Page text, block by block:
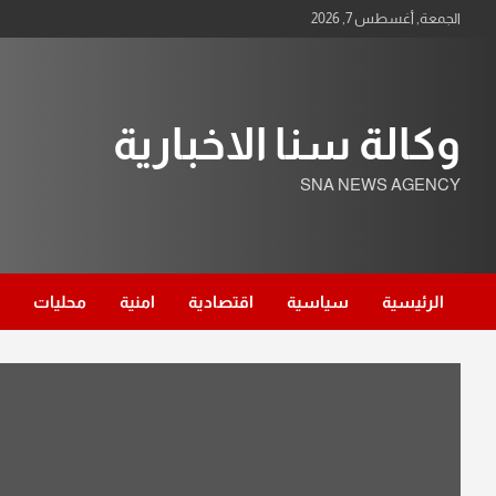
الجمعة, أغسطس 7, 2026
وكالة سنا الاخبارية
SNA NEWS AGENCY
الرئيسية سياسية اقتصادية امنية محليات